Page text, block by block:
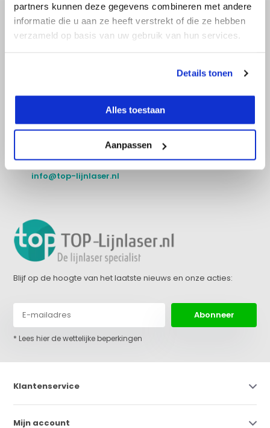
partners kunnen deze gegevens combineren met andere
informatie die u aan ze heeft verstrekt of die ze hebben
verzameld op basis van uw gebruik van hun services.
Details tonen
Alles toestaan
Aanpassen
Doe onze online keuzehulp of bel direct
Doe onze online keuzehulp
+31 (0)36 522 68 03
info@top-lijnlaser.nl
Blijf op de hoogte van het laatste nieuws en onze acties:
Abonneer
* Lees hier de wettelijke beperkingen
Klantenservice
Mijn account